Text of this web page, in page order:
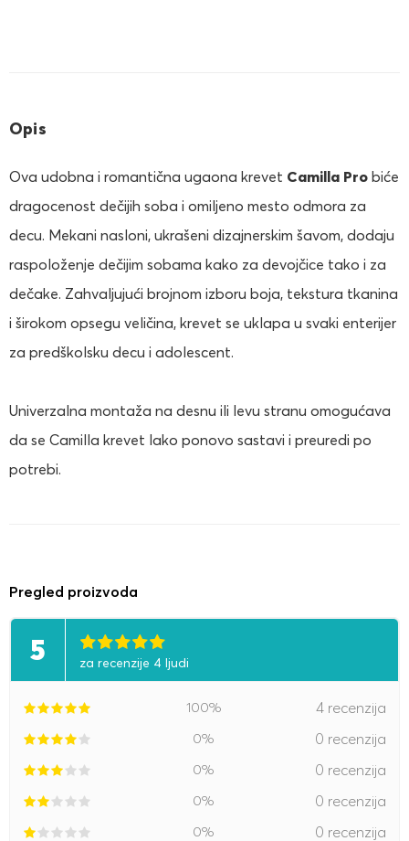
Opis
Ova udobna i romantična ugaona krevet Camilla Pro biće
dragocenost dečijih soba i omiljeno mesto odmora za
decu. Mekani nasloni, ukrašeni dizajnerskim šavom, dodaju
raspoloženje dečijim sobama kako za devojčice tako i za
dečake. Zahvaljujući brojnom izboru boja, tekstura tkanina
i širokom opsegu veličina, krevet se uklapa u svaki enterijer
za predškolsku decu i adolescent.
Univerzalna montaža na desnu ili levu stranu omogućava
da se Camilla krevet lako ponovo sastavi i preuredi po
potrebi.
Pregled proizvoda
5 za recenzije 4 ljudi
100% 4 recenzija
0% 0 recenzija
0% 0 recenzija
0% 0 recenzija
0% 0 recenzija